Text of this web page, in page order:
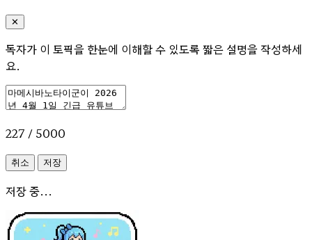
✕
독자가 이 토픽을 한눈에 이해할 수 있도록 짧은 설명을 작성하세
요.
227 / 5000
취소 저장
저장 중...